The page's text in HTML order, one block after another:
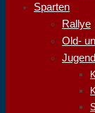
Sparten
Rallye
Old-